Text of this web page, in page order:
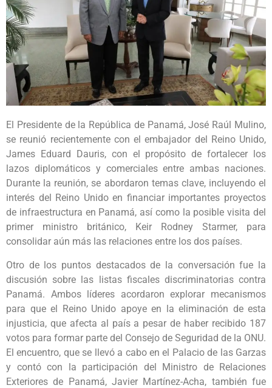
El Presidente de la República de Panamá, José Raúl Mulino,
se reunió recientemente con el embajador del Reino Unido,
James Eduard Dauris, con el propósito de fortalecer los
lazos diplomáticos y comerciales entre ambas naciones.
Durante la reunión, se abordaron temas clave, incluyendo el
interés del Reino Unido en financiar importantes proyectos
de infraestructura en Panamá, así como la posible visita del
primer ministro británico, Keir Rodney Starmer, para
consolidar aún más las relaciones entre los dos países.
Otro de los puntos destacados de la conversación fue la
discusión sobre las listas fiscales discriminatorias contra
Panamá. Ambos líderes acordaron explorar mecanismos
para que el Reino Unido apoye en la eliminación de esta
injusticia, que afecta al país a pesar de haber recibido 187
votos para formar parte del Consejo de Seguridad de la ONU.
El encuentro, que se llevó a cabo en el Palacio de las Garzas
y contó con la participación del Ministro de Relaciones
Exteriores de Panamá, Javier Martínez-Acha, también fue